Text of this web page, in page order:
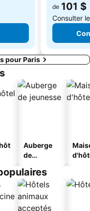
de 101 $
Consulter
pour Paris
Auberge
de